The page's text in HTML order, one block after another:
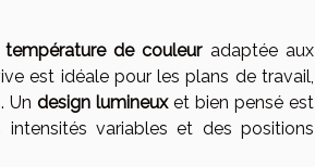
température de couleuradaptée aux
est idéale pour les plans de travail,
Un design lumineuxet bien pensé est
intensités variables et des positions